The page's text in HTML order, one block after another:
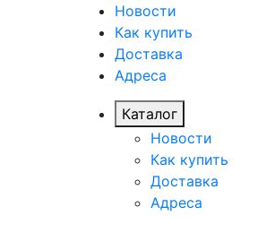
Новости
Как купить
Доставка
Адреса
Каталог
Новости
Как купить
Доставка
Адреса